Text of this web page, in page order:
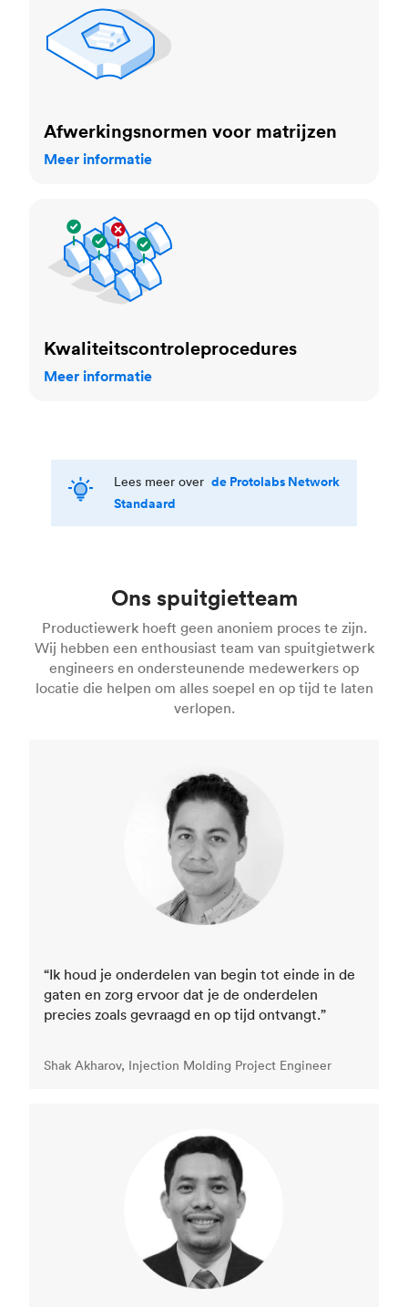
Afwerkingsnormen voor matrijzen
Meer informatie
Kwaliteitscontroleprocedures
Meer informatie
Lees meer over de Protolabs Network
Standaard
Ons spuitgietteam
Productiewerk hoeft geen anoniem proces te zijn.
Wij hebben een enthousiast team van spuitgietwerk
engineers en ondersteunende medewerkers op
locatie die helpen om alles soepel en op tijd te laten
verlopen.
“Ik houd je onderdelen van begin tot einde in de
gaten en zorg ervoor dat je de onderdelen
precies zoals gevraagd en op tijd ontvangt.”
Shak Akharov, Injection Molding Project Engineer